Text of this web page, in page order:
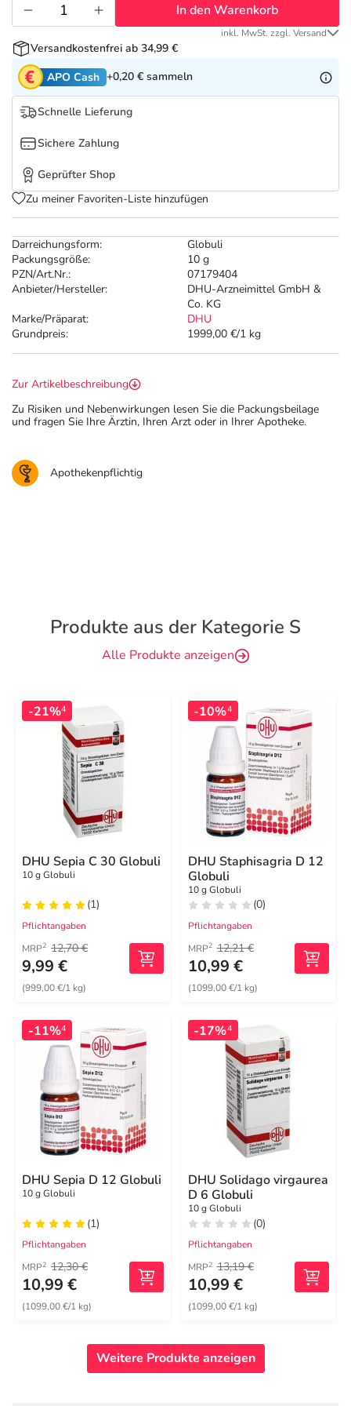
Tierapotheke
Vitamine & Mineralstoffe
Marken
Salus Deals
Darreichungsform:
Globuli
Packungsgröße:
10 g
PZN/Art.Nr.:
07179404
Anbieter/Hersteller:
DHU-Arzneimittel GmbH &
Co. KG
Marke/Präparat:
DHU
Grundpreis:
1999,00 €/1 kg
In den Warenkorb
inkl. MwSt. zzgl. Versand
Versandkostenfrei ab 34,99 €
APO Cash +0,20 € sammeln
Schnelle Lieferung
Sichere Zahlung
Geprüfter Shop
Zu meiner Favoriten-Liste hinzufügen
Zur Artikelbeschreibung
Zu Risiken und Nebenwirkungen lesen Sie die Packungsbeilage
und fragen Sie Ihre Ärztin, Ihren Arzt oder in Ihrer Apotheke.
Apothekenpflichtig
Produkte aus der Kategorie S
Alle Produkte anzeigen
-21%4
DHU Sepia C 30 Globuli
10 g Globuli
(1)
Pflichtangaben
MRP2 12,70 €
9,99 €
(999,00 €/1 kg)
-10%4
DHU Staphisagria D 12
Globuli
10 g Globuli
(0)
Pflichtangaben
MRP2 12,21 €
10,99 €
(1099,00 €/1 kg)
-11%4
DHU Sepia D 12 Globuli
10 g Globuli
(1)
Pflichtangaben
MRP2 12,30 €
10,99 €
(1099,00 €/1 kg)
-17%4
DHU Solidago virgaurea
D 6 Globuli
10 g Globuli
(0)
Pflichtangaben
MRP2 13,19 €
10,99 €
(1099,00 €/1 kg)
Weitere Produkte anzeigen